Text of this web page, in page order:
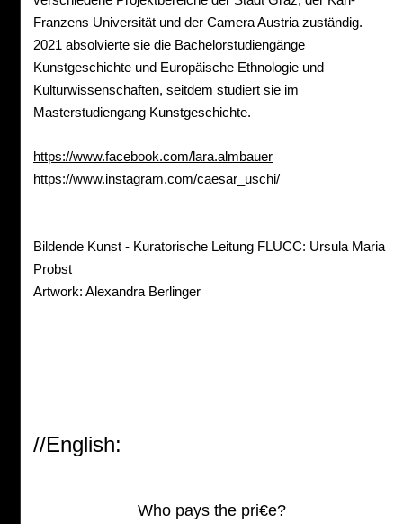
Franzens Universität und der Camera Austria zuständig.
2021 absolvierte sie die Bachelorstudiengänge
Kunstgeschichte und Europäische Ethnologie und
Kulturwissenschaften, seitdem studiert sie im
Masterstudiengang Kunstgeschichte.
https://www.facebook.com/lara.almbauer
https://www.instagram.com/caesar_uschi/
Bildende Kunst - Kuratorische Leitung FLUCC: Ursula Maria
Probst
Artwork: Alexandra Berlinger
//English:
Who pays the pri€e?